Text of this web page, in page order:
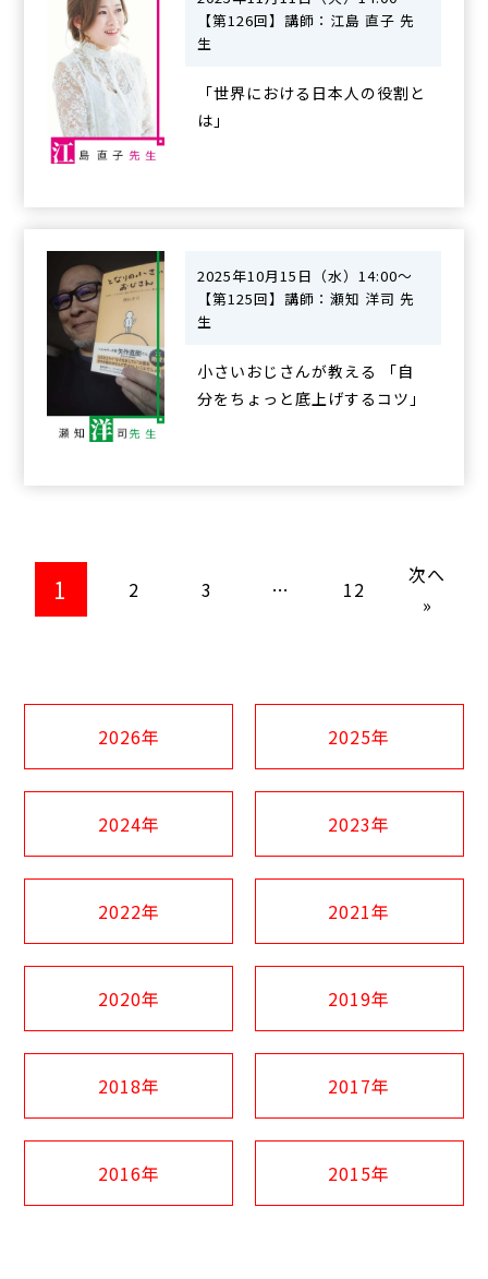
【第126回】講師：江島 直子 先
生
「世界における日本人の役割と
は」
2025年10月15日（水）14:00～
【第125回】講師：瀬知 洋司 先
生
小さいおじさんが教える 「自
分をちょっと底上げするコツ」
1 2 3 … 12
次へ
»
2026年 2025年
2024年 2023年
2022年 2021年
2020年 2019年
2018年 2017年
2016年 2015年